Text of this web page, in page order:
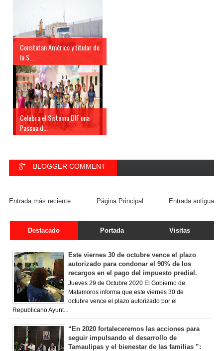
Constatan Américo y titular de
la S...
Celebra el Sistema DIF una
Pascua d...
BLOGGER COMMENT
Entrada más reciente Entrada antigua
Página Principal
Destacado Portada Visitas
Este viernes 30 de octubre vence el plazo
autorizado para condonar el 90% de los
recargos en el pago del impuesto predial.
Jueves 29 de Octubre 2020 El Gobierno de
Matamoros informa que este viernes 30 de
octubre vence el plazo autorizado por el
Republicano Ayunt...
“En 2020 fortaleceremos las acciones para
seguir impulsando el desarrollo de
Tamaulipas y el bienestar de las familias ”: